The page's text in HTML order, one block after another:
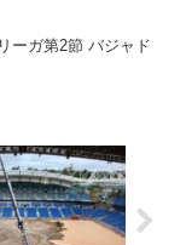
ーガ第2節 バジャド